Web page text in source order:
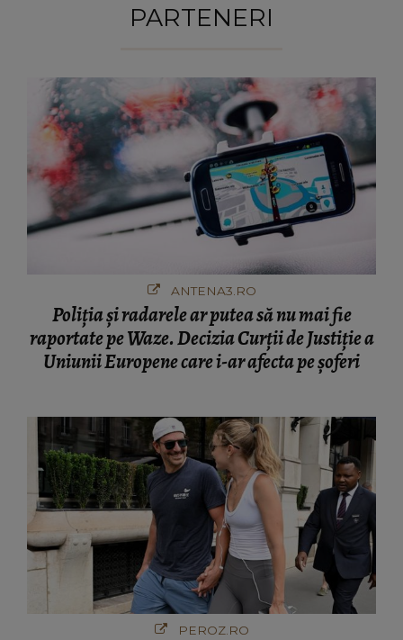
PARTENERI
ANTENA3.RO
Poliţia şi radarele ar putea să nu mai fie
raportate pe Waze. Decizia Curţii de Justiție a
Uniunii Europene care i-ar afecta pe şoferi
PEROZ.RO